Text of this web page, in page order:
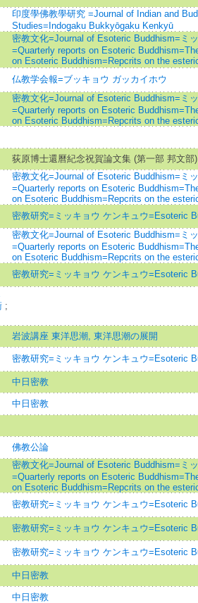
印度學佛教學研究 =Journal of Indian and
Studies=Indogaku Bukkyōgaku Kenkyū
密教文化=Journal of Esoteric Buddhism=ミ
=Quarterly reports on Esoteric
on Esoteric Buddhism=Repcrits on the
仏教学会報=ブッキョウ ガッカイホウ
密教文化=Journal of Esoteric Buddhism=ミ
=Quarterly reports on Esoteric
on Esoteric Buddhism=Repcrits on the
荻原博士還曆紀念祝賀論文集 (第一部 邦文部)
密教文化=Journal of Esoteric Buddhism=ミ
=Quarterly reports on Esoteric
on Esoteric Buddhism=Repcrits on the
密教研究=ミッキョウ ケンキュウ=Esoteric
密教文化=Journal of Esoteric Buddhism=ミ
=Quarterly reports on Esoteric
on Esoteric Buddhism=Repcrits on the
密教研究=ミッキョウ ケンキュウ=Esoteric
;
岩波講座 東洋思潮, 東洋思潮の展開
密教研究=ミッキョウ ケンキュウ=Esoteric
中日密教
中日密教
佛教公論
密教文化=Journal of Esoteric Buddhism=ミ
=Quarterly reports on Esoteric
on Esoteric Buddhism=Repcrits on the
密教研究=ミッキョウ ケンキュウ=Esoteric
密教研究=ミッキョウ ケンキュウ=Esoteric
密教研究=ミッキョウ ケンキュウ=Esoteric
中日密教
中日密教